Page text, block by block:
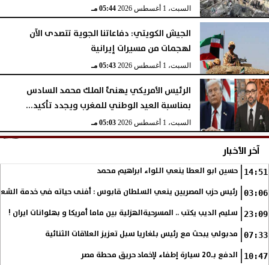
السبت، 1 أغسطس 2026 05:44 مـ
الجيش الكويتي: دفاعاتنا الجوية تتصدى الآن
لهجمات من مسيرات إيرانية
السبت، 1 أغسطس 2026 05:43 مـ
الرئيس الأمريكي يهنئ الملك محمد السادس
بمناسبة العيد الوطني للمغرب ويجدد تأكيد...
السبت، 1 أغسطس 2026 05:03 مـ
آخر الأخبار
14:51 حسين ابو العطا ينعي اللواء ابراهيم محمد
03:06 رئيس حزب المصريين ينعي السلطان قابوس : أفنى حياته في خدمة
23:09 سليم الديب يكتب .. المسرحيةالهزلية بين ماما أمريكا و بهلوانات ايران !
07:33 مدبولي يبحث مع رئيس بلغاريا سبل تعزيز العلاقات الثنائية
10:47 الدفع بـ20 سيارة إطفاء لإخماد حريق محطة مصر